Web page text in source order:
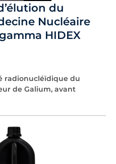
du
Nucléaire
HIDEX
radionucléïdique du
de Galium, avant